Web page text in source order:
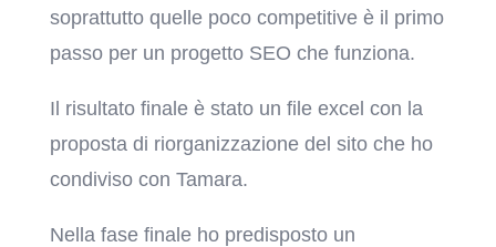
soprattutto quelle poco competitive è il primo
passo per un progetto SEO che funziona.
Il risultato finale è stato un file excel con la
proposta di riorganizzazione del sito che ho
condiviso con Tamara.
Nella fase finale ho predisposto un